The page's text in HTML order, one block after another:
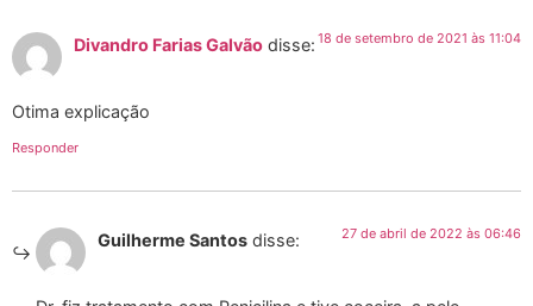
Divandro Farias Galvão disse: 18 de setembro de 2021 às 11:04
Otima explicação
Responder
Guilherme Santos disse: 27 de abril de 2022 às 06:46